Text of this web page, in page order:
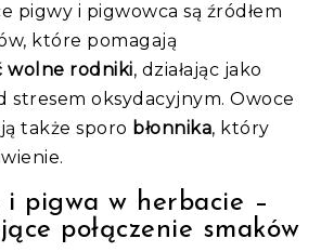
pigwy i pigwowca są źródłem
które pomagają
wolne rodniki, działając jako
stresem oksydacyjnym. Owoce
także sporo błonnika, który
i pigwa w herbacie –
połączenie smaków